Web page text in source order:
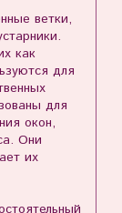
ветки,
как
для
для
окон,
Они
их